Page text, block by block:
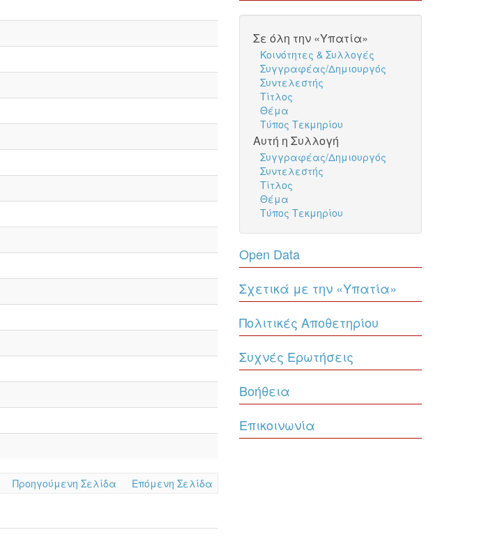
Προηγούμενη Σελίδα Επόμενη Σελίδα
Σε όλη την «Υπατία»
Κοινότητες & Συλλογές
Συγγραφέας/Δημιουργός
Συντελεστής
Τίτλος
Θέμα
Τύπος Τεκμηρίου
Αυτή η Συλλογή
Συγγραφέας/Δημιουργός
Συντελεστής
Τίτλος
Θέμα
Τύπος Τεκμηρίου
Open Data
Σχετικά με την «Υπατία»
Πολιτικές Αποθετηρίου
Συχνές Ερωτήσεις
Βοήθεια
Επικοινωνία